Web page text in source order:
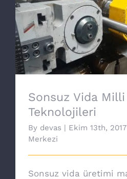
Sonsuz Vida Milli
Sonsuz Vida
Teknolojileri
By devas | Ekim 13th, 2017
Merkezi
Sonsuz vida üretimi